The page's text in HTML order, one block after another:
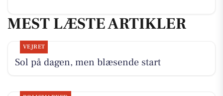
MEST LÆSTE ARTIKLER
VEJRET
Sol på dagen, men blæsende start